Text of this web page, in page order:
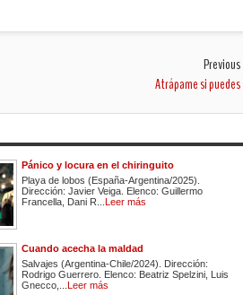
Previous
Atrápame si puedes
Pánico y locura en el chiringuito
Playa de lobos (España-Argentina/2025).
Dirección: Javier Veiga. Elenco: Guillermo
Francella, Dani R... Leer más
Cuando acecha la maldad
Salvajes (Argentina-Chile/2024). Dirección:
Rodrigo Guerrero. Elenco: Beatriz Spelzini, Luis
Gnecco,... Leer más